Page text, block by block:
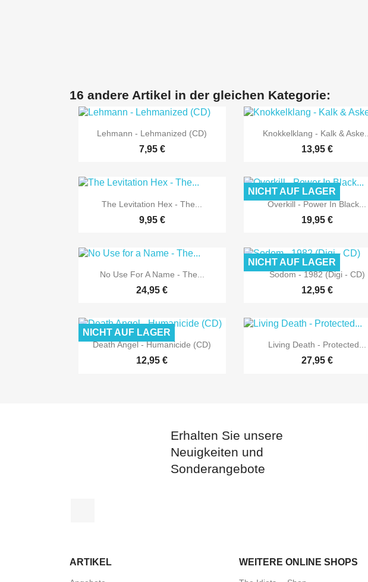
16 andere Artikel in der gleichen Kategorie:
 Vorschau
Lehmann - Lehmanized (CD)
7,95 €
 Vorschau
Knokkelklang - Kalk & Aske...
13,95 €
 Vorschau
The Levitation Hex - The...
9,95 €
 Vorschau
Overkill - Power In Black...
19,95 €
NICHT AUF LAGER
 Vorschau
No Use For A Name - The...
24,95 €
 Vorschau
Sodom - 1982 (Digi - CD)
12,95 €
NICHT AUF LAGER
 Vorschau
Death Angel - Humanicide (CD)
12,95 €
NICHT AUF LAGER
 Vorschau
Living Death - Protected...
27,95 €
Erhalten Sie unsere
Neuigkeiten und
Sonderangebote
ARTIKEL WEITERE ONLINE SHOPS